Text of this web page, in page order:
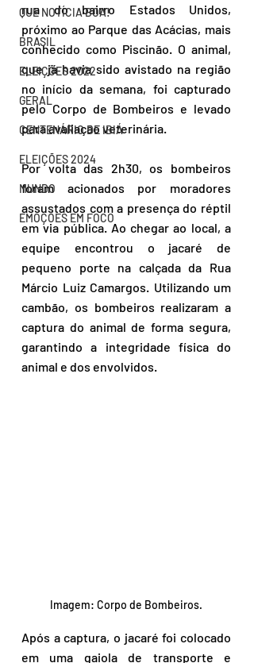
QUE NOTÍCIA BOA!
BRASIL
ELEIÇÕES 2022
GERAL
CENTENÁRIO DE IBIÁ
ELEIÇÕES 2024
MUNDO
EMOÇÕES EM FOCO
rua do bairro Estados Unidos,
próximo ao Parque das Acácias, mais
conhecido como Piscinão. O animal,
que já havia sido avistado na região
no início da semana, foi capturado
pelo Corpo de Bombeiros e levado
para avaliação veterinária.
Por volta das 2h30, os bombeiros
foram acionados por moradores
assustados com a presença do réptil
em via pública. Ao chegar ao local, a
equipe encontrou o jacaré de
pequeno porte na calçada da Rua
Márcio Luiz Camargos. Utilizando um
cambão, os bombeiros realizaram a
captura do animal de forma segura,
garantindo a integridade física do
animal e dos envolvidos.
Imagem: Corpo de Bombeiros.
Após a captura, o jacaré foi colocado
em uma gaiola de transporte e